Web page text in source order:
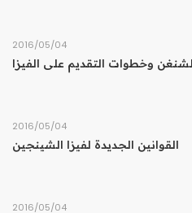
04‏/05‏/2016
وخطوات التقديم على الفيزا
04‏/05‏/2016
القوانين الجديدة لفيزا الشينجين
04‏/05‏/2016